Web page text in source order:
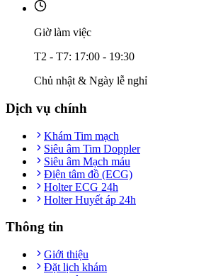
Giờ làm việc
T2 - T7: 17:00 - 19:30
Chủ nhật & Ngày lễ nghỉ
Dịch vụ chính
Khám Tim mạch
Siêu âm Tim Doppler
Siêu âm Mạch máu
Điện tâm đồ (ECG)
Holter ECG 24h
Holter Huyết áp 24h
Thông tin
Giới thiệu
Đặt lịch khám